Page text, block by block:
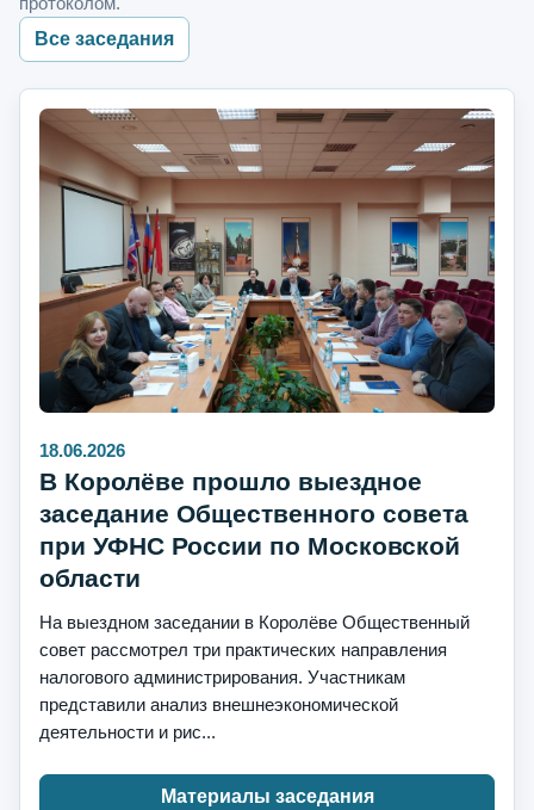
Все заседания
18.06.2026
В Королёве прошло выездное
заседание Общественного совета
при УФНС России по Московской
области
На выездном заседании в Королёве Общественный
совет рассмотрел три практических направления
налогового администрирования. Участникам
представили анализ внешнеэкономической
деятельности и рис...
Материалы заседания